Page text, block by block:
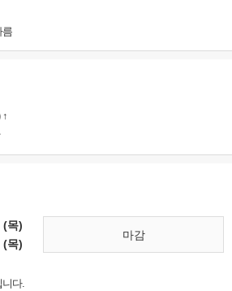
름
(목)
(목)
마감
니다.